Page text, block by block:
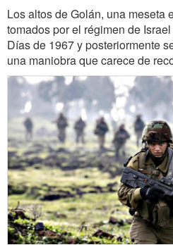
Los altos de Golán, una meseta
tomados por el régimen de
Días de 1967 y posteriormente
una maniobra que carece de